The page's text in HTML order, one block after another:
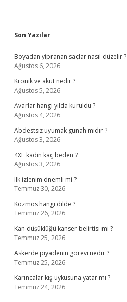
Sidebar
Son Yazılar
Boyadan yipranan saçlar nasıl düzelir ?
Ağustos 6, 2026
Kronik ve akut nedir ?
Ağustos 5, 2026
Avarlar hangi yılda kuruldu ?
Ağustos 4, 2026
Abdestsiz uyumak günah mıdır ?
Ağustos 3, 2026
4XL kadın kaç beden ?
Ağustos 3, 2026
Ilk izlenim önemli mi ?
Temmuz 30, 2026
Kozmos hangi dilde ?
Temmuz 26, 2026
Kan düşüklüğü kanser belirtisi mi ?
Temmuz 25, 2026
Askerde piyadenin görevi nedir ?
Temmuz 25, 2026
Karıncalar kış uykusuna yatar mı ?
Temmuz 24, 2026